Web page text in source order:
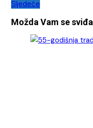
objava
Sljedeće
Možda Vam se sviđa